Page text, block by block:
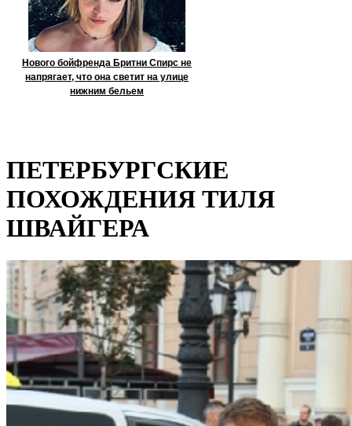
Нового бойфренда Бритни Спирс не
напрягает, что она светит на улице
нижним бельем
ПЕТЕРБУРГСКИЕ
ПОХОЖДЕНИЯ ТИЛЯ
ШВАЙГЕРА